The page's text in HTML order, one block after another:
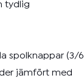
tydlig
spolknappar (3/6
jämfört med